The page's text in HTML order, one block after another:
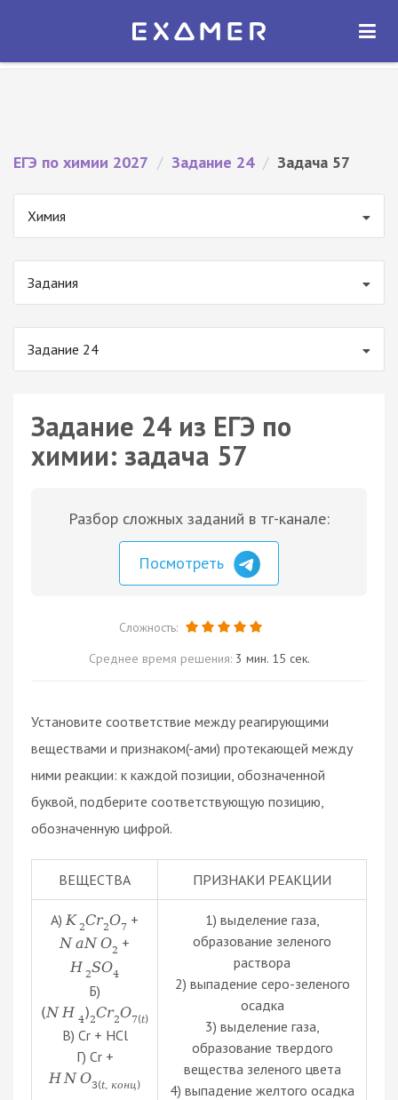
Экзамер — ЕГЭ 2027
ОТКРЫТЬ
ЕГЭ по химии 2027 / Задание 24 / Задача 57
Химия
Задания
Задание 24
Задание 24 из ЕГЭ по
химии: задача 57
Разбор сложных заданий в тг-канале:
Посмотреть
Сложность:
Среднее время решения: 3 мин. 15 сек.
Установите соответствие между реагирующими
веществами и признаком(-ами) протекающей между
ними реакции: к каждой позиции, обозначенной
буквой, подберите соответствующую позицию,
обозначенную цифрой.
ВЕЩЕСТВА ПРИЗНАКИ РЕАКЦИИ
А) K 2Cr2O7 +
NaN O2 +
H 2SO4
Б)
(N H 4)2Cr2O7(t)
В) Cr + HCl
Г) Cr +
HNO3(t, конц)
1) выделение газа,
образование зеленого
раствора
2) выпадение серо-зеленого
осадка
3) выделение газа,
образование твердого
вещества зеленого цвета
4) выпадение желтого осадка